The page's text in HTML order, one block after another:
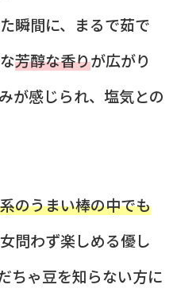
瞬間に、まるで茹で
芳醇な香りが広がり
が感じられ、塩気との
のうまい棒の中でも
問わず楽しめる優し
ちゃ豆を知らない方に